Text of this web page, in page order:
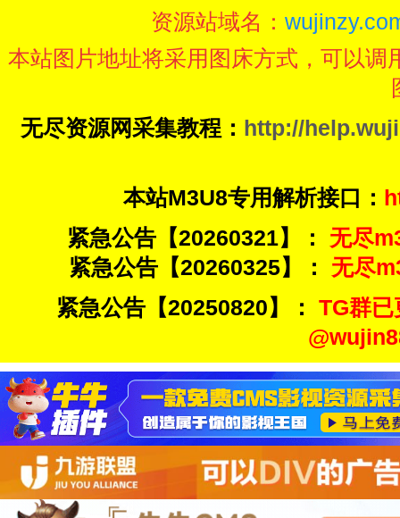
资源站域名：
本站图片地址将采用图床方式，可以
无尽资源网采集教程： http://
本站M3U8专用解析接口：
紧急公告【20260321】：
无尽
紧急公告【20260325】：
无尽
紧急公告【20250820】：
TG群